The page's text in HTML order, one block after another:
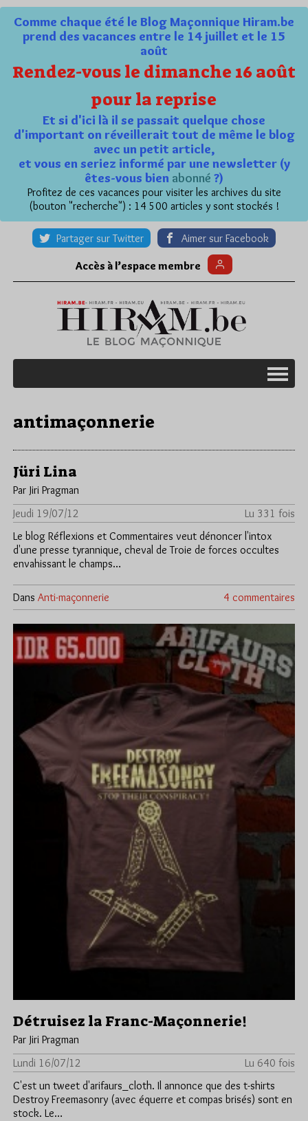
Comme chaque été le Blog Maçonnique Hiram.be
prend des vacances entre le 14 juillet et le 15
août
Rendez-vous le dimanche 16 août
pour la reprise
Et si d'ici là il se passait quelque chose
d'important on réveillerait tout de même le blog
avec un petit article,
et vous en seriez informé par une newsletter (y
êtes-vous bien abonné ?)
Profitez de ces vacances pour visiter les archives du site
(bouton "recherche") : 14 500 articles y sont stockés !
Partager sur Twitter Aimer sur Facebook
Accès à l’espace membre
antimaçonnerie
Jüri Lina
Par Jiri Pragman
Jeudi 19/07/12
Lu 331 fois
Le blog Réflexions et Commentaires veut dénoncer l'intox
d'une presse tyrannique, cheval de Troie de forces occultes
envahissant le champs…
Dans Anti-maçonnerie 4 commentaires
Détruisez la Franc-Maçonnerie!
Par Jiri Pragman
Lundi 16/07/12
Lu 640 fois
C'est un tweet d'arifaurs_cloth. Il annonce que des t-shirts
Destroy Freemasonry (avec équerre et compas brisés) sont en
stock. Le…